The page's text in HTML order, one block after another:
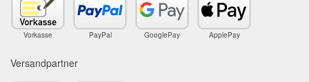
Vorkasse PayPal GooglePay ApplePay
Versandpartner